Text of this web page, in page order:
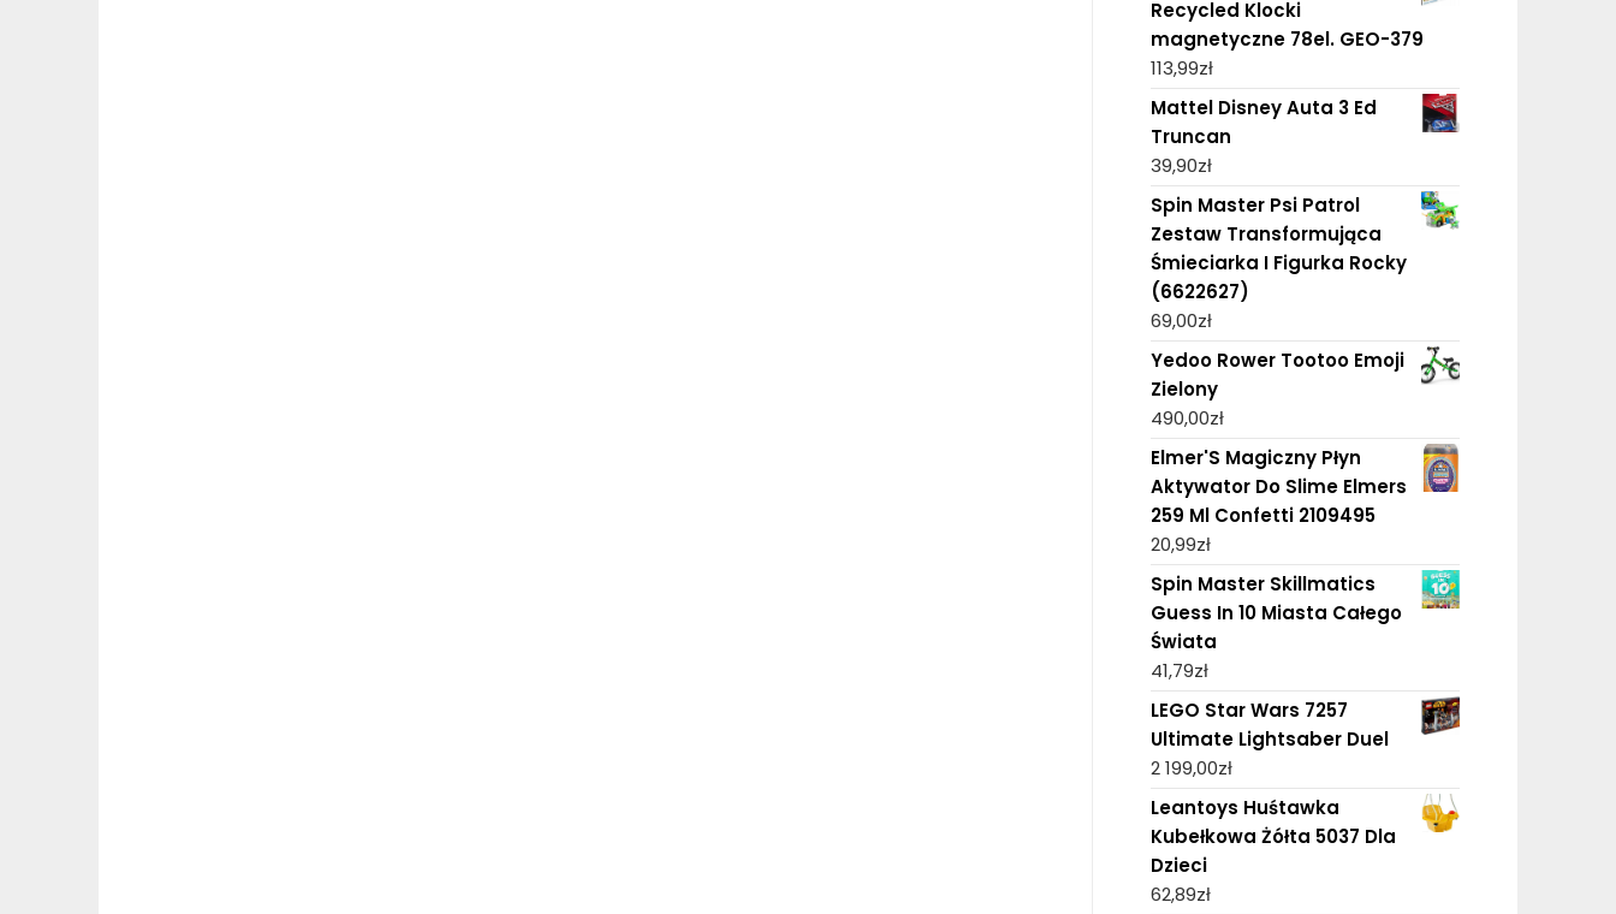
Recycled Klocki
magnetyczne 78el. GEO-379
113,99zł
Mattel Disney Auta 3 Ed
Truncan
39,90zł
Spin Master Psi Patrol
Zestaw Transformująca
Śmieciarka I Figurka Rocky
(6622627)
69,00zł
Yedoo Rower Tootoo Emoji
Zielony
490,00zł
Elmer'S Magiczny Płyn
Aktywator Do Slime Elmers
259 Ml Confetti 2109495
20,99zł
Spin Master Skillmatics
Guess In 10 Miasta Całego
Świata
41,79zł
LEGO Star Wars 7257
Ultimate Lightsaber Duel
2 199,00zł
Leantoys Huśtawka
Kubełkowa Żółta 5037 Dla
Dzieci
62,89zł